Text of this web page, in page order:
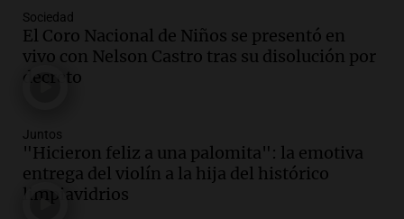
cárcel federal de máxima seguridad:
"Buscamos evitar que dirija delitos"
Noticias Rosario
Episodios
capítulo de tierras hoy a las 14 horas
Noticias
Episodios
Audio.Asesinan a influencer mexicano
Sociedad
El Coro Nacional de Niños se presentó en
vivo con Nelson Castro tras su disolución por
decreto
Juntos
"Hicieron feliz a una palomita": la emotiva
entrega del violín a la hija del histórico
limpiavidrios